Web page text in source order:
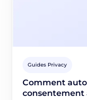
Guides Privacy
Comment
consentement